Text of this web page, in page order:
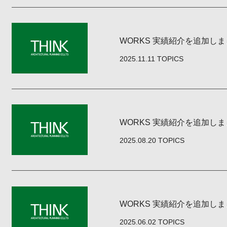
WORKS 実績紹介を追加しま
2025.11.11 TOPICS
WORKS 実績紹介を追加しま
2025.08.20 TOPICS
WORKS 実績紹介を追加しま
2025.06.02 TOPICS